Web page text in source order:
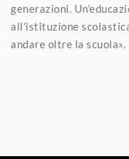
generazioni.
all’istituzione
andare oltre la scuola».